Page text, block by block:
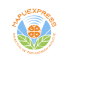
Skip
main